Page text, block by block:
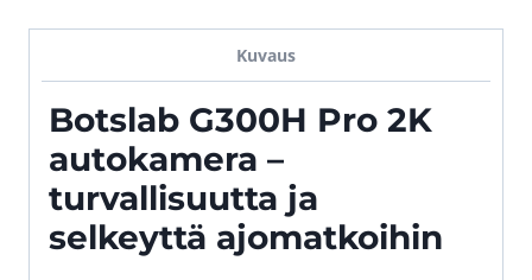
Kuvaus
Botslab G300H Pro 2K
autokamera –
turvallisuutta ja
selkeyttä ajomatkoihin